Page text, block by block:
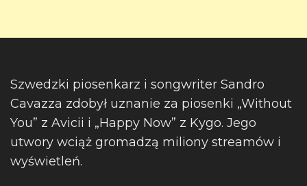
Szwedzki piosenkarz i songwriter Sandro
Cavazza zdobył uznanie za piosenki „Without
You” z Avicii i „Happy Now” z Kygo. Jego
utwory wciąż gromadzą miliony streamów i
wyświetleń.